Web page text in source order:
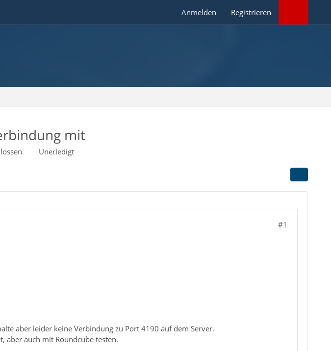
Anmelden Registrieren
mit
Unerledigt
#1
aber leider keine Verbindung zu Port 4190 auf dem Server.
aber auch mit Roundcube testen.